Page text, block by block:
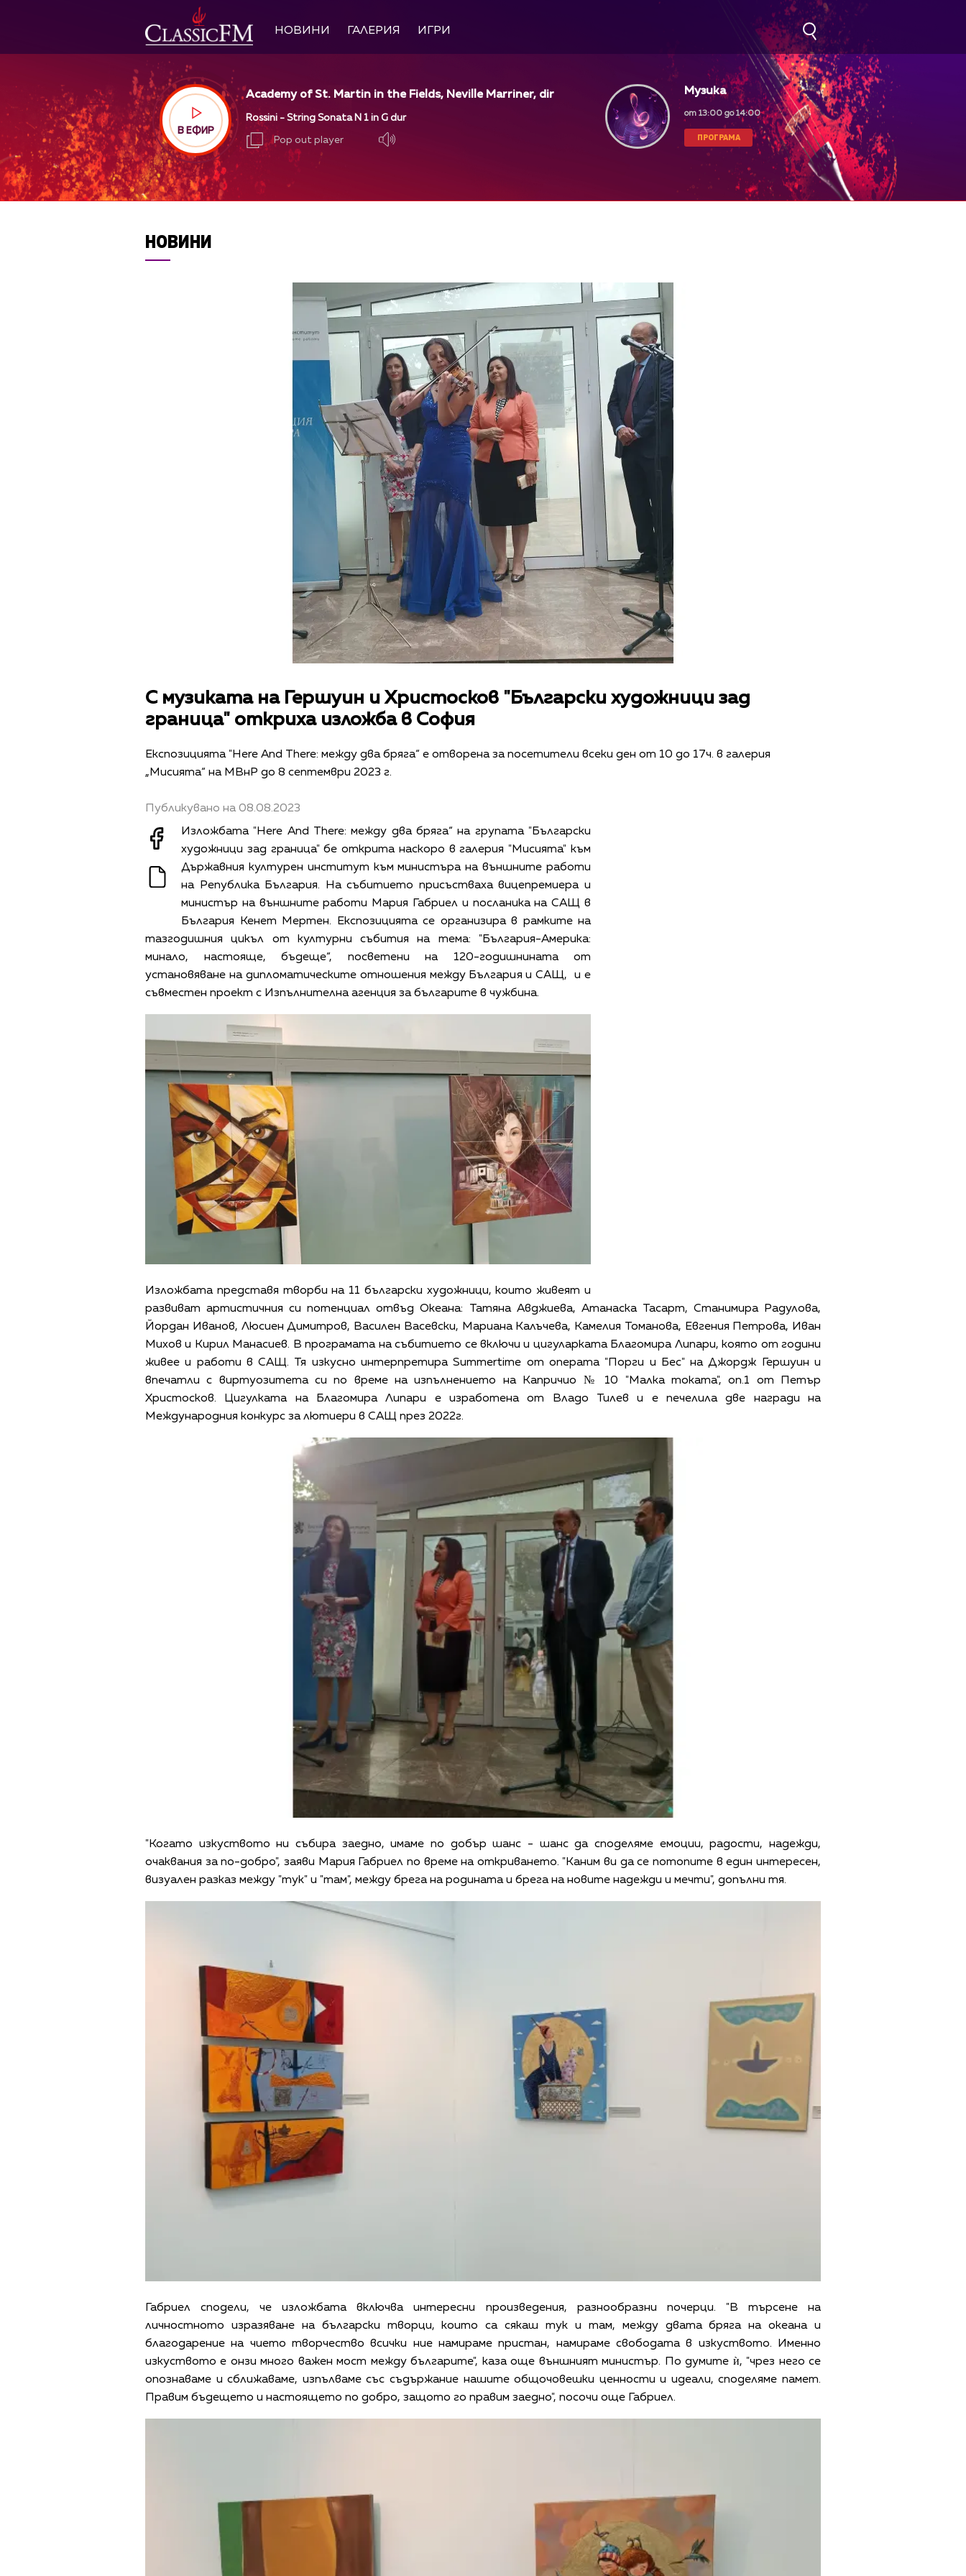
НОВИНИ ГАЛЕРИЯ ИГРИ
В ЕФИР
Academy of St. Martin in the Fields, Neville Marriner, dir
Rossini - String Sonata N 1 in G dur
Pop out player
Музика
от 13:00 до 14:00
ПРОГРАМА
НОВИНИ
С музиката на Гершуин и Христосков "Български художници зад
граница" откриха изложба в София
Експозицията "Here And There: между два бряга“ е отворена за посетители всеки ден от 10 до 17ч. в галерия
„Мисията“ на МВнР до 8 септември 2023 г.
Публикувано на 08.08.2023
Изложбата "Here And There: между два бряга“ на групата "Български
художници зад граница" бе открита наскоро в галерия "Мисията" към
Държавния културен институт към министъра на външните работи
на Република България. На събитието присъстваха вицепремиера и
министър на външните работи Мария Габриел и посланика на САЩ в
България Кенет Мертен. Експозицията се организира в рамките на
тазгодишния цикъл от културни събития на тема: "България-Америка:
минало, настояще, бъдеще“, посветени на 120-годишнината от
установяване на дипломатическите отношения между България и САЩ, и е
съвместен проект с Изпълнителна агенция за българите в чужбина.
Изложбата представя творби на 11 български художници, които живеят и
развиват артистичния си потенциал отвъд Океана: Татяна Авджиева, Атанаска Тасарт, Станимира Радулова,
Йордан Иванов, Люсиен Димитров, Василен Васевски, Мариана Калъчева, Камелия Томанова, Евгения Петрова, Иван
Михов и Кирил Манасиев. В програмата на събитието се включи и цигуларката Благомира Липари, която от години
живее и работи в САЩ. Тя изкусно интерпретира Summertime от операта "Порги и Бес" на Джордж Гершуин и
впечатли с виртуозитета си по време на изпълнението на Капричио № 10 "Малка токата", оп.1 от Петър
Христосков. Цигулката на Благомира Липари е изработена от Владо Тилев и е печелила две награди на
Международния конкурс за лютиери в САЩ през 2022г.
"Когато изкуството ни събира заедно, имаме по добър шанс - шанс да споделяме емоции, радости, надежди,
очаквания за по-добро", заяви Мария Габриел по време на откриването. "Каним ви да се потопите в един интересен,
визуален разказ между "тук" и "там", между брега на родината и брега на новите надежди и мечти", допълни тя.
Габриел сподели, че изложбата включва интересни произведения, разнообразни почерци. "В търсене на
личностното изразяване на български творци, които са сякаш тук и там, между двата бряга на океана и
благодарение на чието творчество всички ние намираме пристан, намираме свободата в изкуството. Именно
изкуството е онзи много важен мост между българите", каза още външният министър. По думите ѝ, "чрез него се
опознаваме и сближаваме, изпълваме със съдържание нашите общочовешки ценности и идеали, споделяме памет.
Правим бъдещето и настоящето по добро, защото го правим заедно", посочи още Габриел.